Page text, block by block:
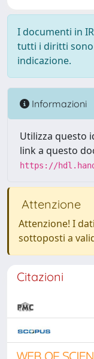
I documenti in
tutti i diritti sono
indicazione.
Informazioni
Utilizza questo
link a questo
https://
Attenzione
Attenzione! I
sottoposti a
Citazioni